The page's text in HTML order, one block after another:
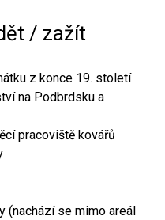
/ zažít
z konce 19. století
na Podbrdsku a
pracoviště kovářů
(nachází se mimo areál